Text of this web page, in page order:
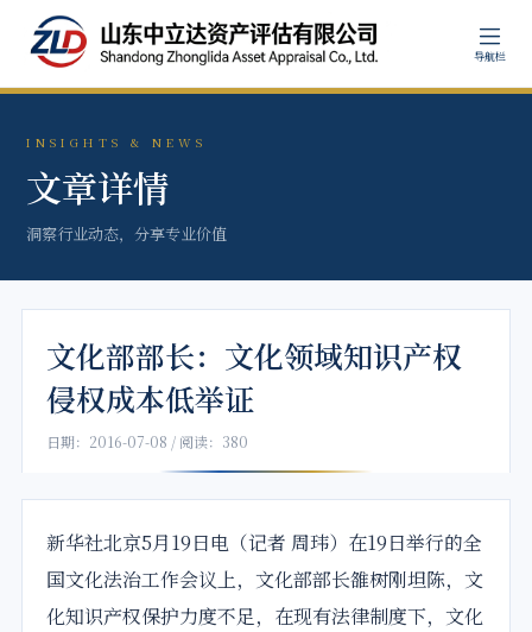
导航栏
INSIGHTS & NEWS
文章详情
洞察行业动态，分享专业价值
文化部部长：文化领域知识产权
侵权成本低举证
日期：2016-07-08 / 阅读：380
新华社北京5月19日电（记者 周玮）在19日举行的全
国文化法治工作会议上， 文化部部长雒树刚坦陈，文
化知识产权保护力度不足，在现有法律制度下，文化